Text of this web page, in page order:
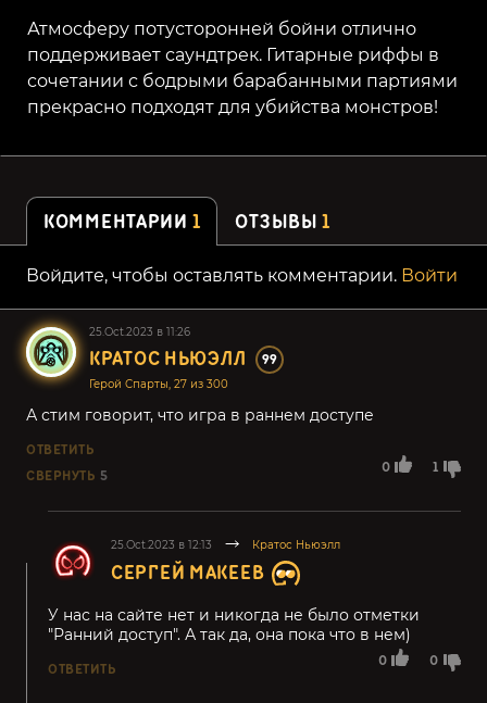
Атмосферу потусторонней бойни отлично
поддерживает саундтрек. Гитарные риффы в
сочетании с бодрыми барабанными партиями
прекрасно подходят для убийства монстров!
КОММЕНТАРИИ 1 ОТЗЫВЫ1
Войдите, чтобы оставлять комментарии. Войти
25.Oct.2023 в 11:26
КРАТОС НЬЮЭЛЛ 99
Герой Спарты, 27 из 300
0 1
А стим говорит, что игра в раннем доступе
ОТВЕТИТЬ
СВЕРНУТЬ 5
25.Oct.2023 в 12:13 Кратос Ньюэлл
СЕРГЕЙ МАКЕЕВ
0 0
У нас на сайте нет и никогда не было отметки
"Ранний доступ". А так да, она пока что в нем)
ОТВЕТИТЬ